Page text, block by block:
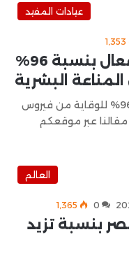
عيادات المفيد
1٬353
حصاد الطب 2024.. لقاح فعال بنسبة 96%
البشرية
حصاد الطب 2024.. لقاح فعال بنسبة 96% للوقاية من فيروس
عبر موقعكم
العالم
0 1٬365
بنسبة تزيد